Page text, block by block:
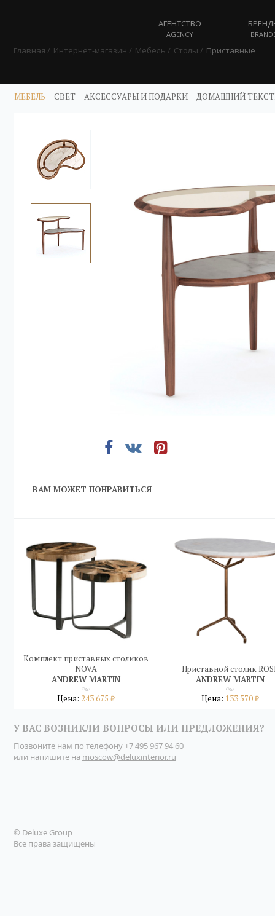
АГЕНТСТВО
AGENCY
Главная Интернет-магазин Мебель Столы Приставные
МЕБЕЛЬ СВЕТ АКСЕССУАРЫ И ПОДАРКИ ДОМАШНИЙ
ВАМ МОЖЕТ ПОНРАВИТЬСЯ
Комплект приставных столиков
NOVA
ANDREW MARTIN
Цена: 243 675 ₽
Приставной столик
ANDREW MARTIN
Цена: 133 570₽
У ВАС ВОЗНИКЛИ ВОПРОСЫ ИЛИ ПРЕДЛОЖЕНИЯ?
Позвоните нам по телефону+7 495 967 94 60
или напишите на moscow@deluxinterior.ru
© Deluxe Group
Все права защищены